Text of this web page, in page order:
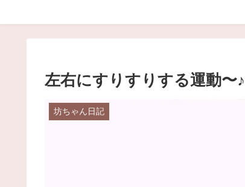
左右にすりすりする運動〜♪
坊ちゃん日記